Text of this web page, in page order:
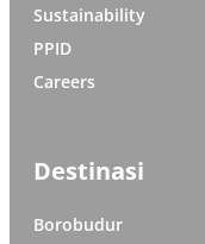
Sustainability
PPID
Careers
Destinasi
Borobudur